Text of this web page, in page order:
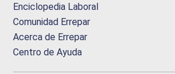
Enciclopedia Laboral
Comunidad Errepar
Acerca de Errepar
Centro de Ayuda